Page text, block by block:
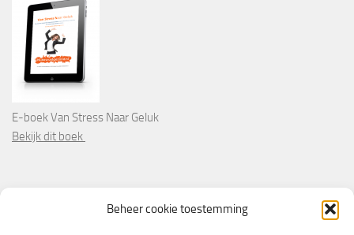
Beheer cookie toestemming
E-boek Van Stress Naar Geluk
Bekijk dit boek